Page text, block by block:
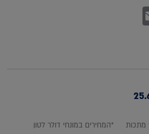
מתכות *המחירים במונחי דולר לטון